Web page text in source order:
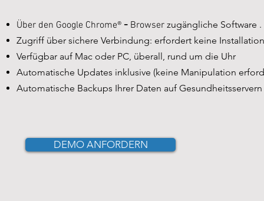
Über den Google Chrome® - Browser zugängliche Software .
Zugriff über sichere Verbindung: erfordert keine Installation
Verfügbar auf Mac oder PC, überall, rund um die Uhr
Automatische Updates inklusive (keine Manipulation
Automatische Backups Ihrer Daten auf Gesundheitsservern
DEMO ANFORDERN